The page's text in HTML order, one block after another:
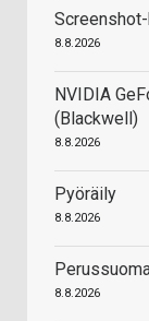
8.8.2026
NVIDIA
(Blackwell)
8.8.2026
Pyöräily
8.8.2026
8.8.2026